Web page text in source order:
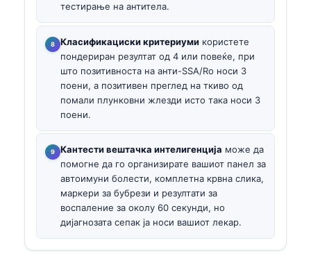
тестирање на антитела.
Класификациски критериуми користете
пондериран резултат од 4 или повеќе, при
што позитивноста на анти-SSA/Ro носи 3
поени, а позитивен преглед на ткиво од
помали плунковни жлезди исто така носи 3
поени.
Кантести вештачка интелигенција може да
помогне да го организирате вашиот панел за
автоимуни болести, комплетна крвна слика,
маркери за бубрези и резултати за
воспаление за околу 60 секунди, но
дијагнозата сепак ја носи вашиот лекар.